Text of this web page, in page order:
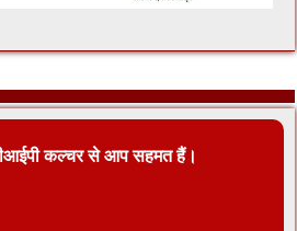
कल्चर से आप सहमत हैं।